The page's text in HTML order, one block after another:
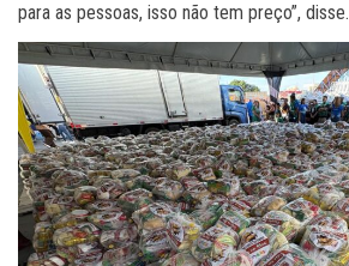
para as pessoas, isso não tem preço”, disse.